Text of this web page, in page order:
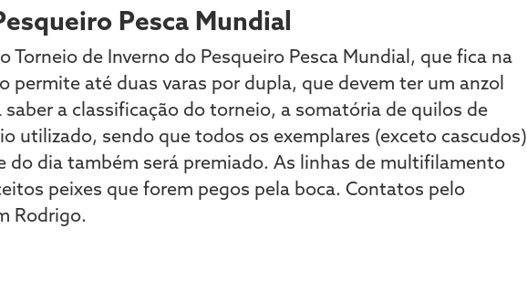
Pesca Mundial
Torneio de Inverno do Pesqueiro Pesca Mundial, que fica na
permite até duas varas por dupla, que devem ter um anzol
a classificação do torneio, a somatória de quilos de
utilizado, sendo que todos os exemplares (exceto cascudos)
do dia também será premiado. As linhas de multifilamento
peixes que forem pegos pela boca. Contatos pelo
Rodrigo.